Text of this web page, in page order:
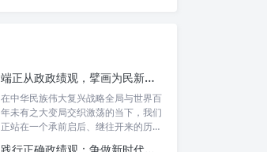
端正从政政绩观，擘画为民新篇章：勇担时代新使命的责任与自觉
在中华民族伟大复兴战略全局与世界百
年未有之大变局交织激荡的当下，我们
正站在一个承前启后、继往开来的历史